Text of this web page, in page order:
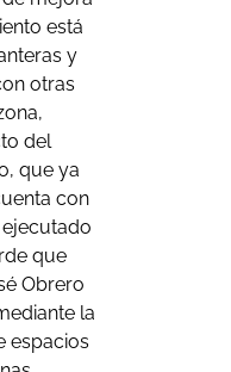
está
y
otras
del
que ya
con
que
Obrero
la
espacios